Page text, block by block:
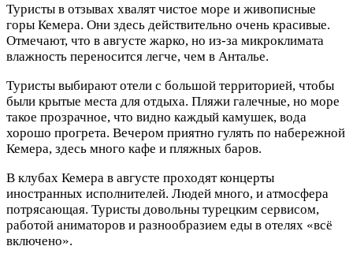
Туристы в отзывах хвалят чистое море и живописные
горы Кемера. Они здесь действительно очень красивые.
Отмечают, что в августе жарко, но из-за микроклимата
влажность переносится легче, чем в Анталье.
Туристы выбирают отели с большой территорией, чтобы
были крытые места для отдыха. Пляжи галечные, но море
такое прозрачное, что видно каждый камушек, вода
хорошо прогрета. Вечером приятно гулять по набережной
Кемера, здесь много кафе и пляжных баров.
В клубах Кемера в августе проходят концерты
иностранных исполнителей. Людей много, и атмосфера
потрясающая. Туристы довольны турецким сервисом,
работой аниматоров и разнообразием еды в отелях «всё
включено».